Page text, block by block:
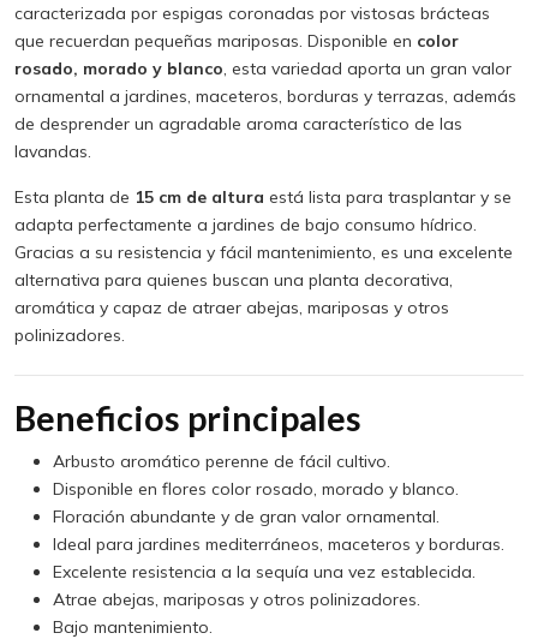
caracterizada por espigas coronadas por vistosas brácteas
que recuerdan pequeñas mariposas. Disponible en color
rosado, morado y blanco , esta variedad aporta un gran valor
ornamental a jardines, maceteros, borduras y terrazas, además
de desprender un agradable aroma característico de las
lavandas.
Esta planta de 15 cm de altura está lista para trasplantar y se
adapta perfectamente a jardines de bajo consumo hídrico.
Gracias a su resistencia y fácil mantenimiento, es una excelente
alternativa para quienes buscan una planta decorativa,
aromática y capaz de atraer abejas, mariposas y otros
polinizadores.
Beneficios principales
Arbusto aromático perenne de fácil cultivo.
Disponible en flores color rosado, morado y blanco.
Floración abundante y de gran valor ornamental.
Ideal para jardines mediterráneos, maceteros y borduras.
Excelente resistencia a la sequía una vez establecida.
Atrae abejas, mariposas y otros polinizadores.
Bajo mantenimiento.